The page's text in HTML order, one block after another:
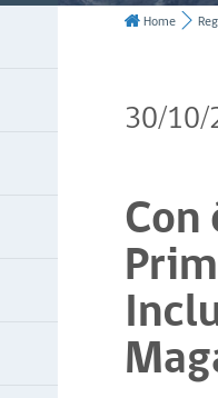
Home
30/